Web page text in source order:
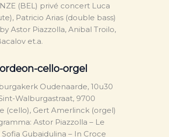
(BEL) privé concert Luca
Patricio Arias (double bass)
Astor Piazzolla, Anibal Troilo,
et.a.
cello-orgel
Oudenaarde, 10u30
Walburgastraat, 9700
(cello), Gert Amerlinck (orgel)
Astor Piazzolla – Le
Gubaidulina – In Croce